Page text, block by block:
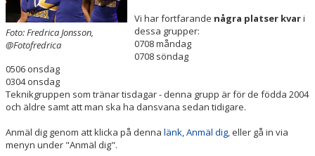
VT2026
Foto: Fredrica Jonsson,
@Fotofredrica
Vi har fortfarande några platser kvari
dessa grupper:
0708 måndag
0708 söndag
0506 onsdag
0304 onsdag
Teknikgruppen som tränar tisdagar - denna grupp är för de födda 2004
och äldre samt att man ska ha dansvana sedan tidigare.
Anmäl dig genom att klicka på denna länk, Anmäl dig,eller gå in via
menyn under "Anmäl dig".